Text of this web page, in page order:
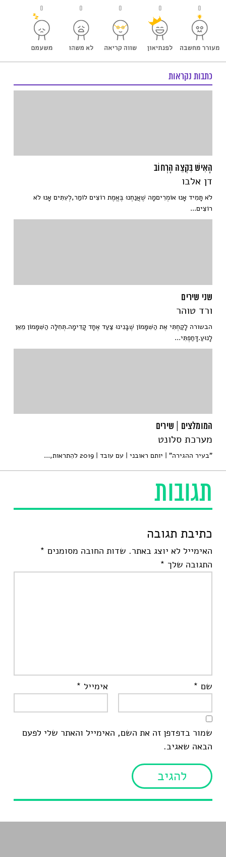
0 0 0 0 0
תגובות
כתיבת תגובה
האימייל לא יוצג באתר. שדות החובה מסומנים *
התגובה שלך *
שם * אימייל *
שמור בדפדפן זה את השם, האימייל והאתר שלי לפעם
הבאה שאגיב.
כתבות נקראות
הָאִישׁ בִּקְצֵה הָרְחוֹב
דן אלבו
לֹא תָּמִיד אָנוּ אוֹמְרִיםמָה שֶׁאֲנַחְנוּ בֶּאֱמֶת רוֹצִים לוֹמַר,לְעִתִּים אָנוּ לֹא
רוֹצִים...
שני שירים
ורד טוהר
הבשורה לָקַחְתִּי אֶת הַשִּׁמָּמוֹן שֶׁבָּנִינוּ צַעַד אֶחָד קָדִימָה.תְּחִלָּה הַשִּׁמָּמוֹן מֵאֵן
לָנוּעַ.דָּחַפְתִּי...
המומלצים | שירים
מערכת סלונט
"בעיר ההגירה" ׀ יותם ראובני ׀ עם עובד ׀ 2019 להִתראות,...